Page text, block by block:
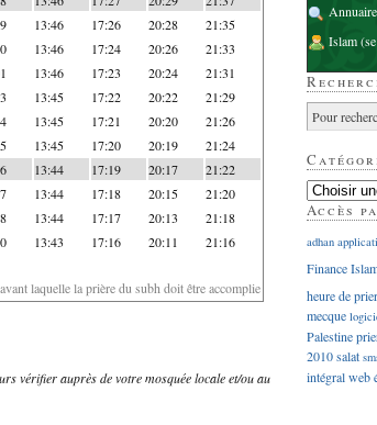
13:46 17:26 20:28 21:35
13:46 17:24 20:26 21:33
13:46 17:23 20:24 21:31
13:45 17:22 20:22 21:29
13:45 17:21 20:20 21:26
13:45 17:20 20:19 21:24
13:44 17:19 20:17 21:22
13:44 17:18 20:15 21:20
13:44 17:17 20:13 21:18
13:43 17:16 20:11 21:16
laquelle la prière du subh doit être accomplie
vérifier auprès de votre mosquée locale et/ou au
Islam
Accès
adhan
Finance
heure de
mecque
Palestine
2010salat
intégralweb